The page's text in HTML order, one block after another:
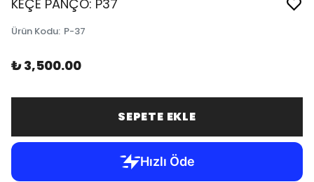
KEÇE PANÇO: P37
Ürün Kodu: P-37
₺ 3,500.00
SEPETE EKLE